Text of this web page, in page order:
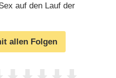
auf den Lauf der
allen Folgen